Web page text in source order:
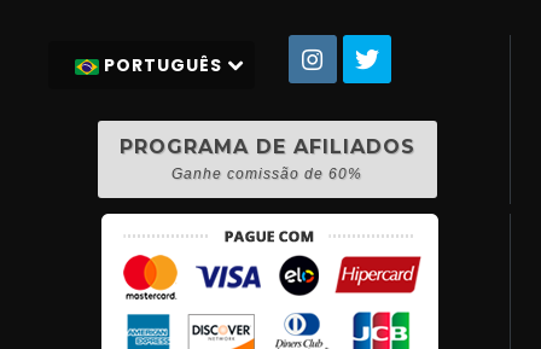
PORTUGUÊS
PROGRAMA DE AFILIADOS
Ganhe comissão de 60%